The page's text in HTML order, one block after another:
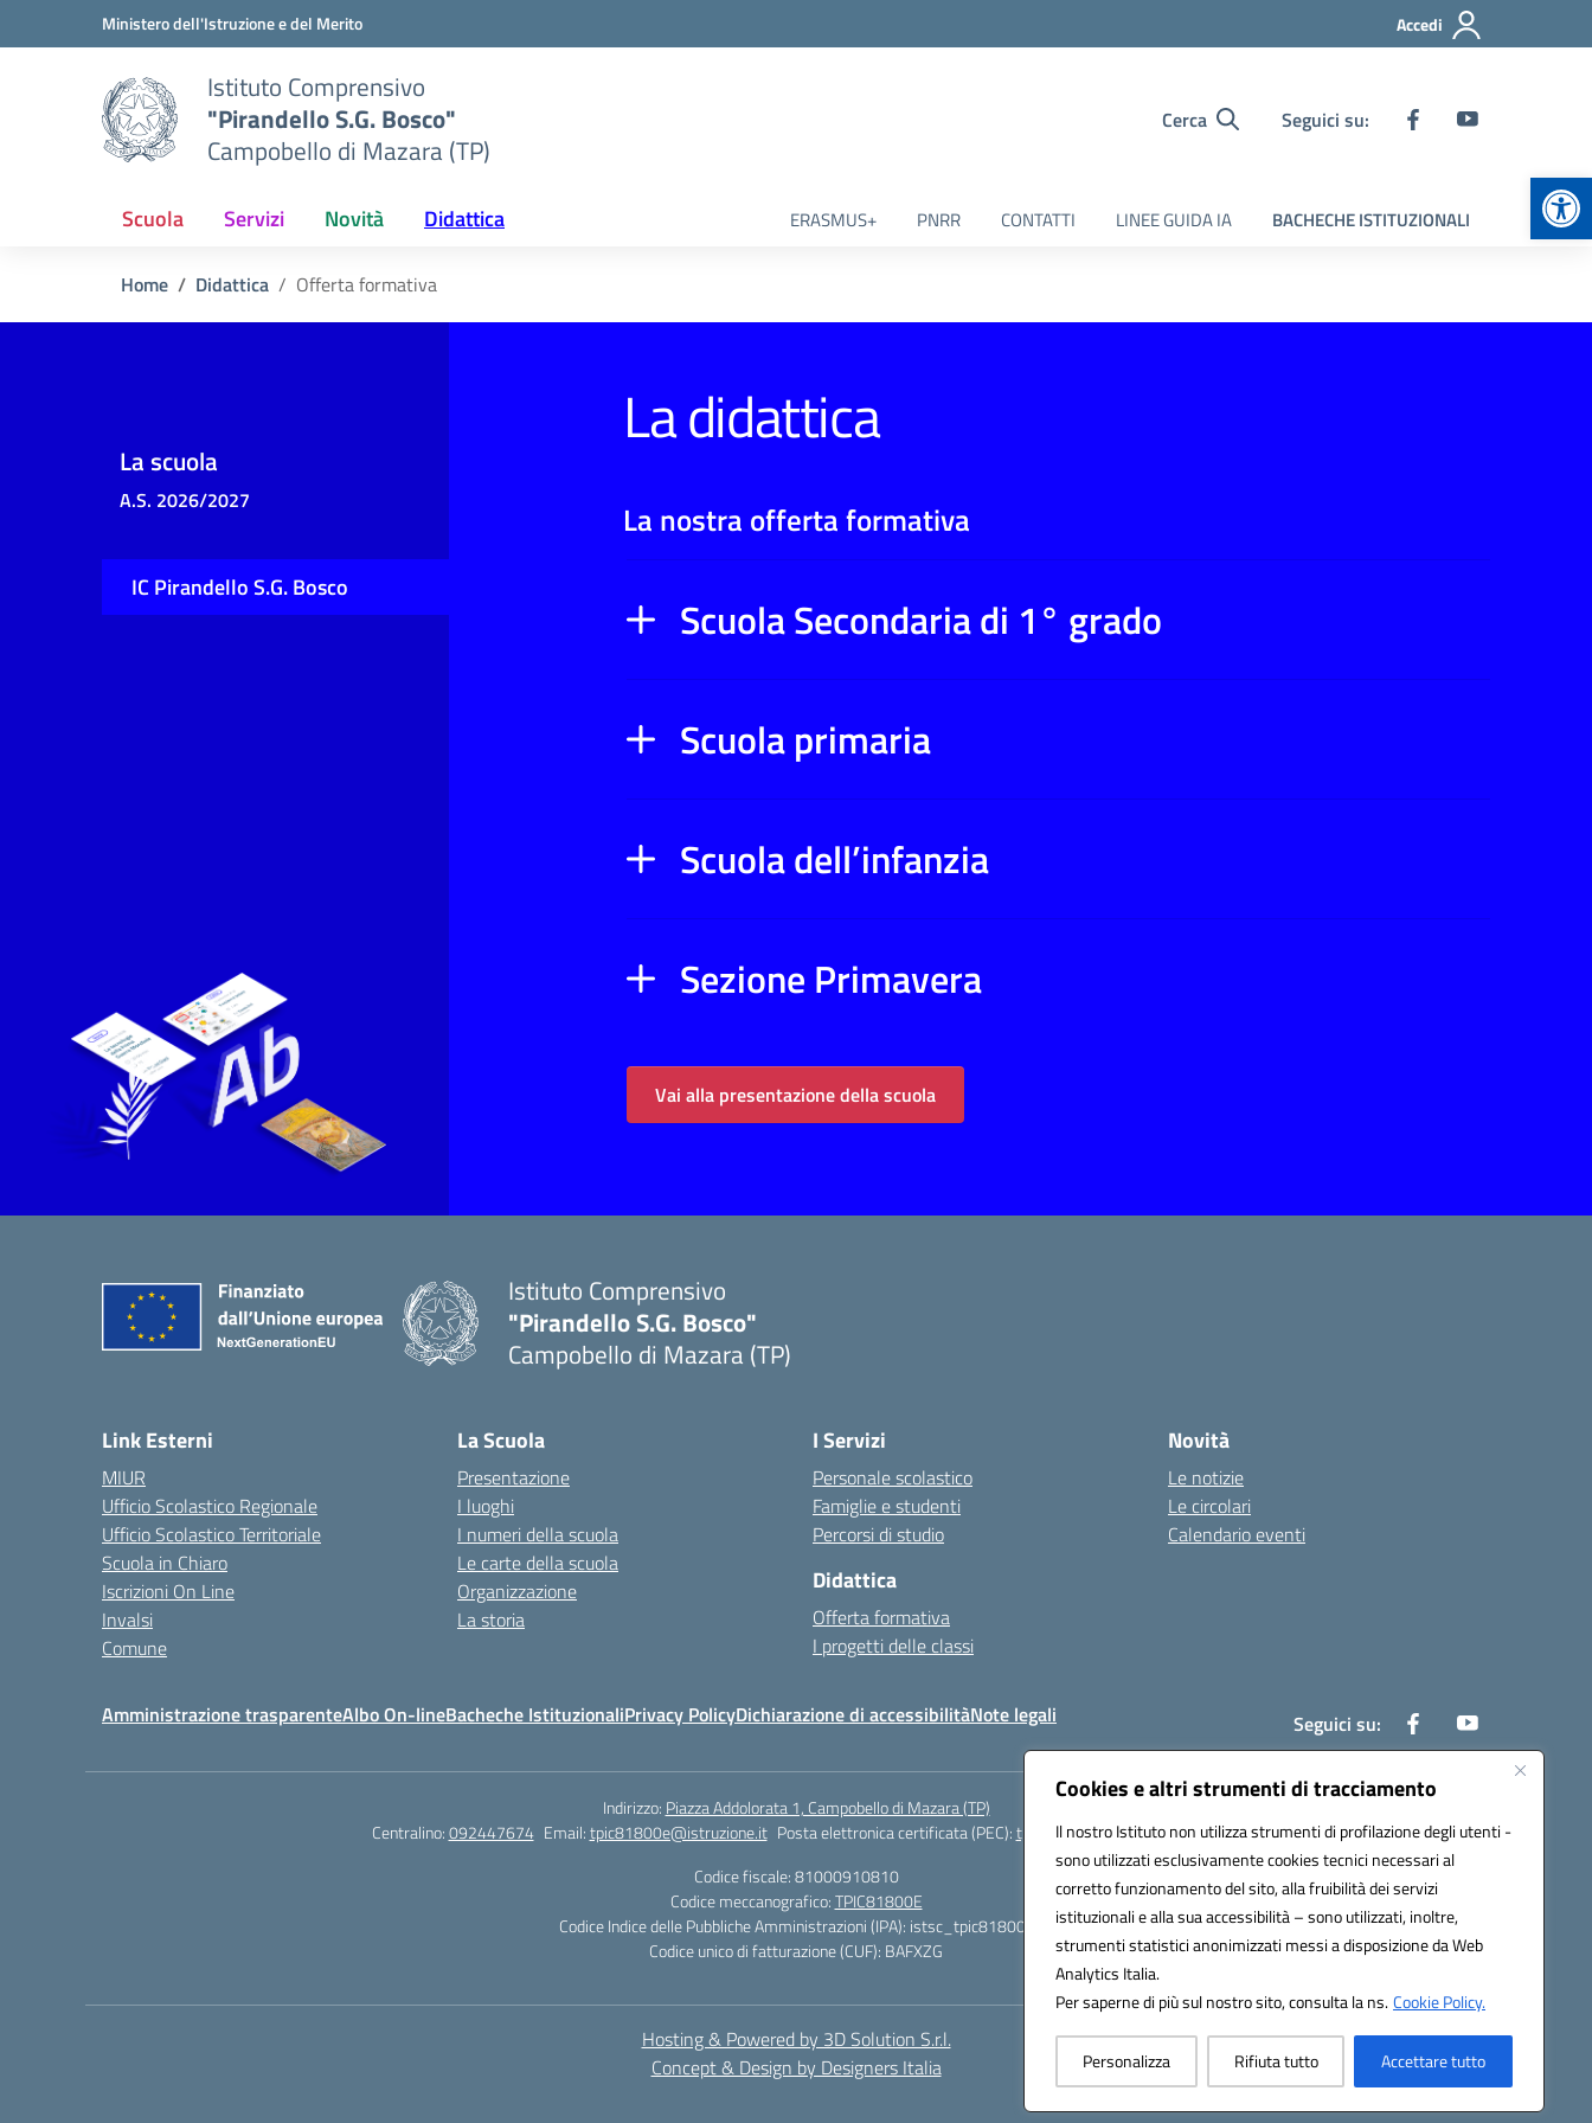
Cookies e altri strumenti di tracciamento
Il nostro Istituto non utilizza strumenti di profilazione degli utenti -
sono utilizzati esclusivamente cookies tecnici necessari al
corretto funzionamento del sito, alla fruibilità dei servizi
istituzionali e alla sua accessibilità – sono utilizzati, inoltre,
strumenti statistici anonimizzati messi a disposizione da Web
Analytics Italia.
Per saperne di più sul nostro sito, consulta la ns.Cookie Policy.
Personalizza Rifiuta tutto Accettare tutto
Vai ai contenuti
Vai al menu di navigazioneMinistero dell'Istruzione e del Merito Accedi
Istituto Comprensivo
"Pirandello S.G. Bosco"
Campobello di Mazara (TP)
Cerca Seguici su:
Scuola Servizi Novità Didattica ERASMUS+ PNRR CONTATTI LINEE GUIDA IA BACHECHE ISTITUZIONALI
Home Didattica Offerta formativa
La didattica
La nostra offerta formativa
La scuola
A.S. 2026/2027
IC Pirandello S.G. Bosco
Scuola Secondaria di 1° grado
Scuola primaria
Scuola dell’infanzia
Sezione Primavera
Vai alla presentazione della scuola
Istituto Comprensivo
"Pirandello S.G. Bosco"
Campobello di Mazara (TP)
Link Esterni
MIUR
Ufficio Scolastico Regionale
Ufficio Scolastico Territoriale
Scuola in Chiaro
Iscrizioni On Line
Invalsi
Comune
La Scuola
Presentazione
I luoghi
I numeri della scuola
Le carte della scuola
Organizzazione
La storia
I Servizi
Personale scolastico
Famiglie e studenti
Percorsi di studio
Didattica
Offerta formativa
I progetti delle classi
Novità
Le notizie
Le circolari
Calendario eventi
Amministrazione trasparenteAlbo On-lineBacheche IstituzionaliPrivacy PolicyDichiarazione di accessibilitàNote legali Seguici su:
Indirizzo: Piazza Addolorata 1, Campobello di Mazara (TP)
Centralino:092447674 Email:tpic81800e@istruzione.it Posta elettronica certificata (PEC):tpic81800e@pec.istruzione.it
Codice fiscale: 81000910810
Codice meccanografico:TPIC81800E
Codice Indice delle Pubbliche Amministrazioni (IPA): istsc_tpic81800e
Codice unico di fatturazione (CUF): BAFXZG
Hosting & Powered by 3D Solution S.r.l.
Concept & Design by Designers Italia